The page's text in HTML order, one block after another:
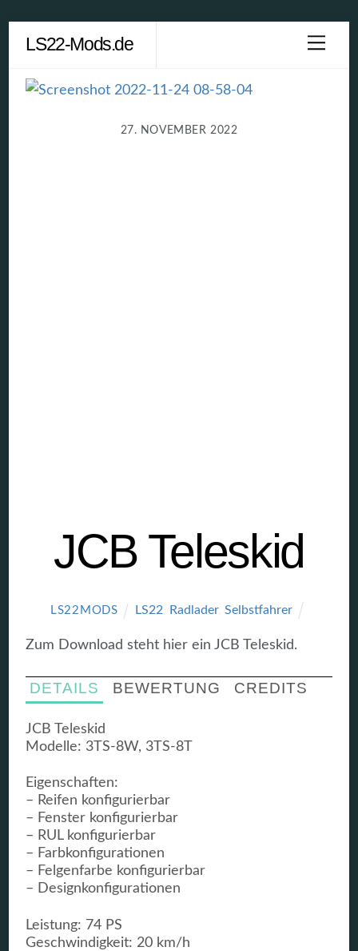
content
LS22-Mods.de
27. NOVEMBER 2022
JCB Teleskid
LS22MODS LS22 Radlader,Selbstfahrer
Zum Download steht hier ein JCB Teleskid.
DETAILS BEWERTUNG CREDITS
JCB Teleskid
Modelle: 3TS-8W, 3TS-8T
Eigenschaften:
– Reifen konfigurierbar
– Fenster konfigurierbar
– RUL konfigurierbar
– Farbkonfigurationen
– Felgenfarbe konfigurierbar
– Designkonfigurationen
Leistung: 74 PS
Geschwindigkeit: 20 km/h